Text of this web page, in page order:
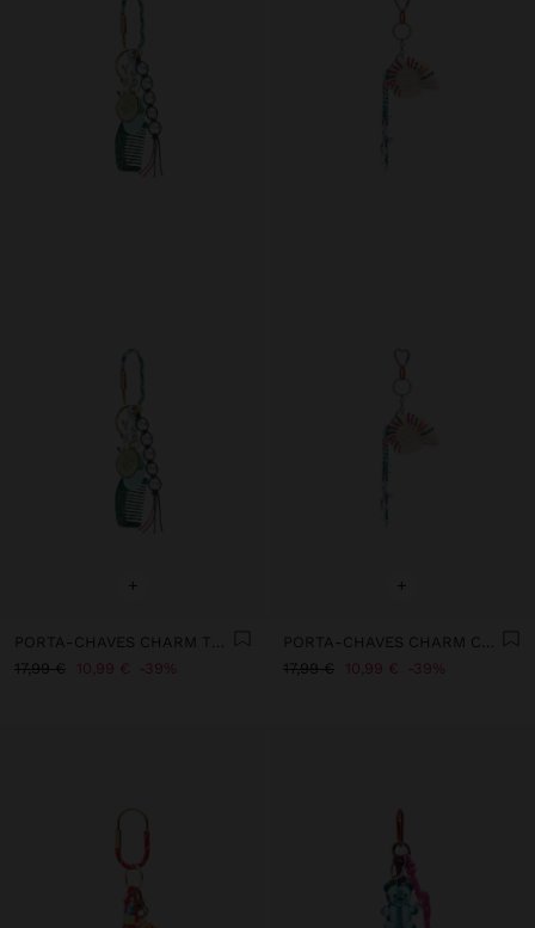
+
17,99 €
10,99 € 39%
+
17,99 €
10,99 € 39%